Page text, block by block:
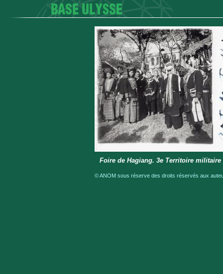
Foire de Hagiang. 3e Territoire militaire
© ANOM sous réserve des droits réservés aux